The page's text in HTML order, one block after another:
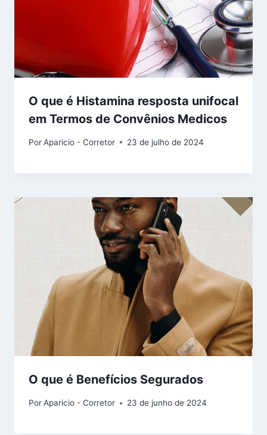
O que é Histamina resposta unifocal
em Termos de Convênios Medicos
PorAparicio - Corretor 23 de julho de 2024
O que é Benefícios Segurados
PorAparicio - Corretor 23 de junho de 2024